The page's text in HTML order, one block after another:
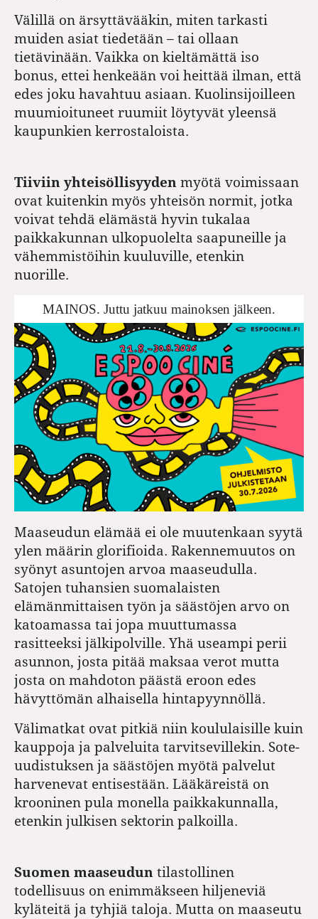
Välillä on ärsyttävääkin, miten tarkasti
muiden asiat tiedetään – tai ollaan
tietävinään. Vaikka on kieltämättä iso
bonus, ettei henkeään voi heittää ilman, että
edes joku havahtuu asiaan. Kuolinsijoilleen
muumioituneet ruumiit löytyvät yleensä
kaupunkien kerrostaloista.
Tiiviin yhteisöllisyyden myötä voimissaan
ovat kuitenkin myös yhteisön normit, jotka
voivat tehdä elämästä hyvin tukalaa
paikkakunnan ulkopuolelta saapuneille ja
vähemmistöihin kuuluville, etenkin
nuorille.
MAINOS. Juttu jatkuu mainoksen jälkeen.
Maaseudun elämää ei ole muutenkaan syytä
ylen määrin glorifioida. Rakennemuutos on
syönyt asuntojen arvoa maaseudulla.
Satojen tuhansien suomalaisten
elämänmittaisen työn ja säästöjen arvo on
katoamassa tai jopa muuttumassa
rasitteeksi jälkipolville. Yhä useampi perii
asunnon, josta pitää maksaa verot mutta
josta on mahdoton päästä eroon edes
hävyttömän alhaisella hintapyynnöllä.
Välimatkat ovat pitkiä niin koululaisille kuin
kauppoja ja palveluita tarvitsevillekin. Sote-
uudistuksen ja säästöjen myötä palvelut
harvenevat entisestään. Lääkäreistä on
krooninen pula monella paikkakunnalla,
etenkin julkisen sektorin palkoilla.
Suomen maaseudun tilastollinen
todellisuus on enimmäkseen hiljeneviä
kyläteitä ja tyhjiä taloja. Mutta on maaseutu